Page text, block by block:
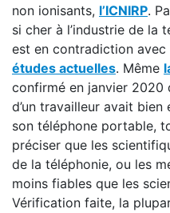
non ionisants, l’ICNIRP.
si cher à l’industrie de la
est en contradiction
études actuelles. Même
confirmé en janvier 2020
d’un travailleur avait bien
son téléphone portable,
préciser que les
de la téléphonie, ou les
moins fiables que les
Vérification faite, la